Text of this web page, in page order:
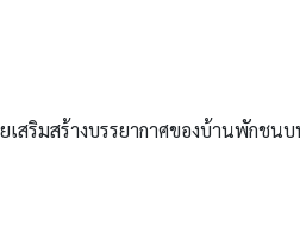
สริมสร้างบรรยากาศของบ้านพักชน